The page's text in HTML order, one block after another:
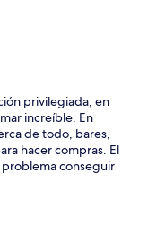
privilegiada, en
increíble. En
de todo, bares,
hacer compras. El
problema conseguir